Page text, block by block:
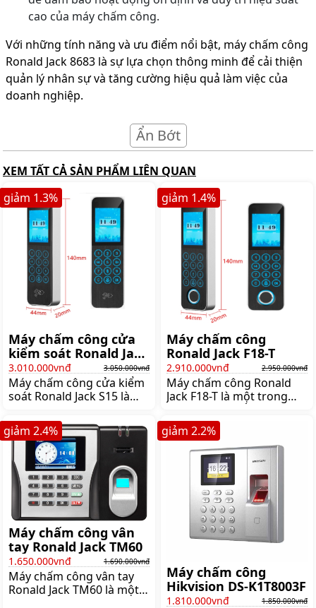
cao của máy chấm công.
Với những tính năng và ưu điểm nổi bật, máy chấm công
Ronald Jack 8683 là sự lựa chọn thông minh để cải thiện
quản lý nhân sự và tăng cường hiệu quả làm việc của
doanh nghiệp.
Ẩn Bớt
XEM TẤT CẢ SẢN PHẨM LIÊN QUAN
Máy chấm công cửa
kiểm soát Ronald Jack
S15
3.010.000vnđ 3.050.000vnđ
Máy chấm công cửa kiểm
soát Ronald Jack S15 là
phẩm chấm công chuyên
dụng được thiết kế để
quản lý việc vào ra của
nhân viên trong doanh
nghiệp Với nhiều tính
năng và đặc điểm nổi bật
sản phẩm này được đánh
giá là một trong những
lựa chọn tốt nhất cho các
doanh nghiệp muốn nâng
cao hiệu quả quản
giảm 1.3%
Máy chấm công
Ronald Jack F18-T
2.910.000vnđ 2.950.000vnđ
Máy chấm công Ronald
Jack F18-T là một trong
chấm công thông minh
của thương hiệu Ronald
Jack được nhiều doanh
nghiệp tin dùng Với thiết
kế hiện đại tính năng đa
dạng và giá thành phù
hợp máy chấm công
Ronald Jack F18-T đã trở
thành một trong những
sản phẩm được ưa
trường
giảm 1.4%
Máy chấm công vân
tay Ronald Jack TM60
1.650.000vnđ 1.690.000vnđ
Máy chấm công vân tay
Ronald Jack TM60 là một
giảm 2.4%
Máy chấm công
Hikvision DS-K1T8003F
1.810.000vnđ 1.850.000vnđ
giảm 2.2%